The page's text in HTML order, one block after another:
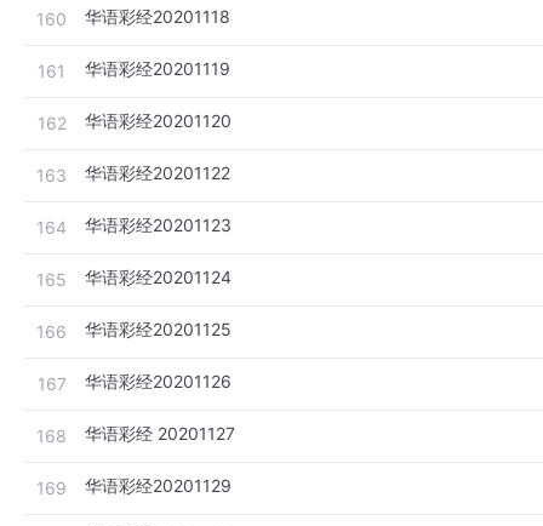
160 华语彩经20201118
161 华语彩经20201119
162 华语彩经20201120
163 华语彩经20201122
164 华语彩经20201123
165 华语彩经20201124
166 华语彩经20201125
167 华语彩经20201126
168 华语彩经 20201127
169 华语彩经20201129